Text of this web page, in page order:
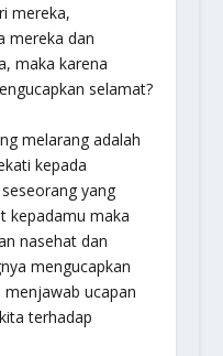
mereka,
mereka dan
maka karena
selamat?
melarang adalah
kepada
yang
kepadamu maka
nasehat dan
mengucapkan
ucapan
terhadap